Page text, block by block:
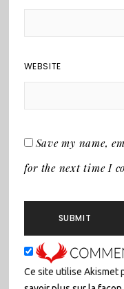
WEBSITE
Save my name,
for the next time I
Ce site utilise Akismet